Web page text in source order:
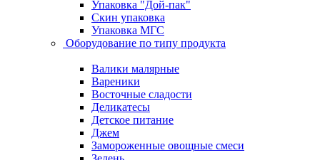
Упаковка "Дой-пак"
Скин упаковка
Упаковка МГС
Оборудование по типу продукта
Валики малярные
Вареники
Восточные сладости
Деликатесы
Детское питание
Джем
Замороженные овощные смеси